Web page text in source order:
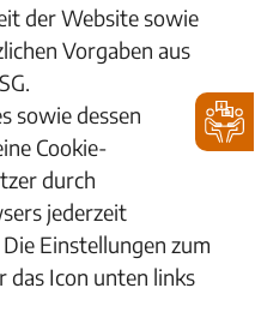
der Website sowie
Vorgaben aus
sowie dessen
Cookie-
durch
jederzeit
Einstellungen zum
das Icon unten links